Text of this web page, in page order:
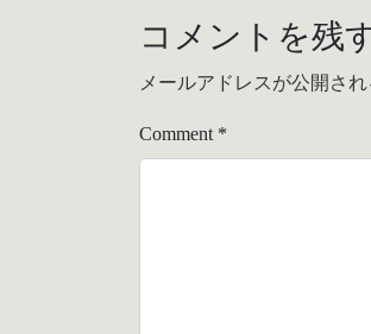
コメントを残
メールアドレスが公開さ
Comment *